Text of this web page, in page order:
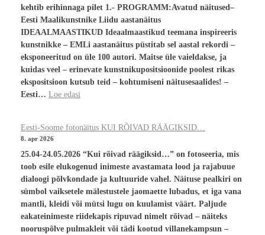
kehtib erihinnaga pilet 1.- PROGRAMM:Avatud näitused–
Eesti Maalikunstnike Liidu aastanäitus
IDEAALMAASTIKUD Ideaalmaastikud teemana inspireeris
kunstnikke – EMLi aastanäitus püstitab sel aastal rekordi –
eksponeeritud on üle 100 autori. Maitse üle vaieldakse, ja
kuidas veel – erinevate kunstnikupositsioonide poolest rikas
ekspositsioon kutsub teid – kohtumiseni näitusesaalides! –
Eesti… Loe edasi
Eesti-Soome fotonäitus KUI RÕIVAD RÄÄGIKSID…
8. apr 2026
25.04-24.05.2026 “Kui rõivad räägiksid…” on fotoseeria, mis
toob esile elukogenud inimeste avastamata lood ja rajabuue
dialoogi põlvkondade ja kultuuride vahel. Näituse pealkiri on
sümbol vaiksetele mälestustele jaomaette lubadus, et iga vana
mantli, kleidi või mütsi lugu on kuulamist väärt. Paljude
eakateinimeste riidekapis ripuvad nimelt rõivad – näiteks
nooruspõlve pulmakleit või tädi kootud villanekampsun –